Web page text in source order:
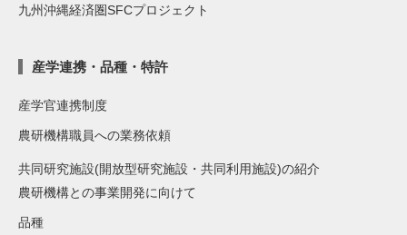
九州沖縄経済圏SFCプロジェクト
産学連携・品種・特許
産学官連携制度
農研機構職員への業務依頼
共同研究施設(開放型研究施設・共同利用施設)の紹介
農研機構との事業開発に向けて
品種